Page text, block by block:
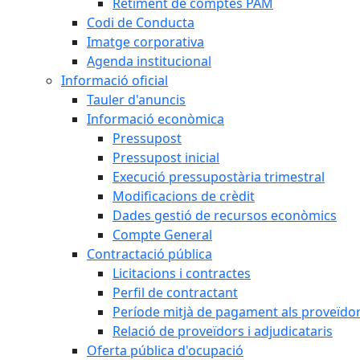
Codi de Conducta
Imatge corporativa
Agenda institucional
Informació oficial
Tauler d'anuncis
Informació econòmica
Pressupost
Pressupost inicial
Execució pressupostària trimestral
Modificacions de crèdit
Dades gestió de recursos econòmics
Compte General
Contractació pública
Licitacions i contractes
Perfil de contractant
Període mitjà de pagament als
Relació de proveïdors i adjudicataris
Oferta pública d'ocupació